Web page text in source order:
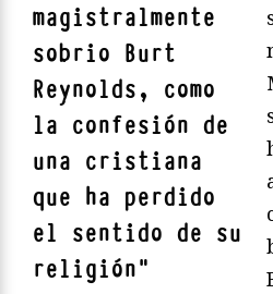
magistralmente
sobrio Burt
Reynolds, como
la confesión de
una cristiana
que ha perdido
el sentido de su
religión"